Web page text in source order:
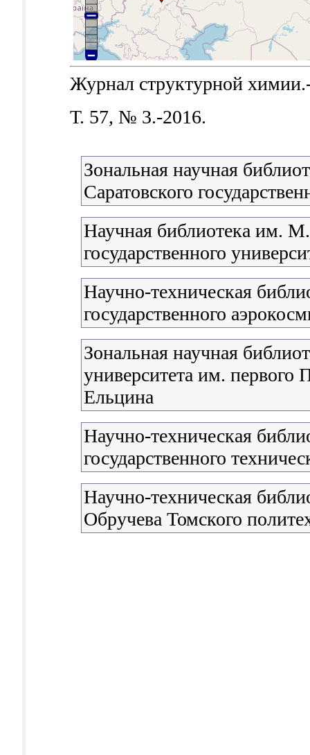
Журнал структурной
Т. 57, № 3.-2016.
Зональная научная
Саратовского
Научная библиотека им.
государственного
Научно-техническая
государственного
Зональная научная
университета им. первого
Ельцина
Научно-техническая
государственного
Научно-техническая
Обручева Томского